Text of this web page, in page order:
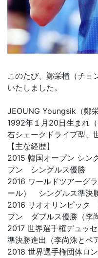
このたび、鄭栄植（チ
いたしました。
JEOUNG Youngsik（鄭
1992年１月20日生まれ
右シェークドライブ型、
【主な経歴】
2015 韓国オープン シン
プン シングルス優勝
2016 ワールドツアーグ
ール） シングルス準決
2016 リオオリンピック
プン ダブルス優勝（李
2017 世界選手権デュッ
準決勝進出（李尚洙とペ
2018 世界選手権団体ロ